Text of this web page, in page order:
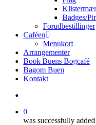
Badges/
Forudbestillinger
Caféen
Menukort
Arrangementer
Book Buens Bogcafé
Bagom Buen
Kontakt
0
was successfully